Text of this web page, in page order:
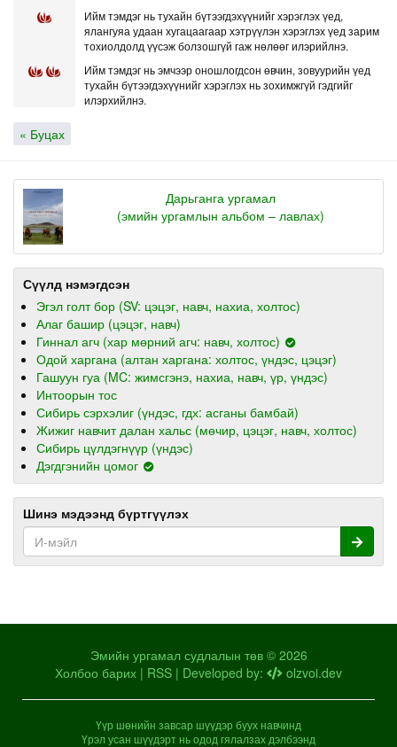
Ийм тэмдэг нь тухайн бүтээгдэхүүнийг хэрэглэх үед,
ялангуяа удаан хугацаагаар хэтрүүлэн хэрэглэх үед зарим
тохиолдолд үүсэж болзошгүй гаж нөлөөг илэрийлнэ.
Ийм тэмдэг нь эмчээр оношлогдсон өвчин, зовуурийн үед
тухайн бүтээгдэхүүнийг хэрэглэх нь зохимжгүй гэдгийг
илэрхийлнэ.
« Буцах
Дарьганга ургамал
(эмийн ургамлын альбом – лавлах)
Сүүлд нэмэгдсэн
Эгэл голт бор (SV: цэцэг, навч, нахиа, холтос)
Алаг башир (цэцэг, навч)
Гиннал агч (хар мөрний агч: навч, холтос)
Одой харгана (алтан харгана: холтос, үндэс, цэцэг)
Гашуун гуа (MC: жимсгэнэ, нахиа, навч, үр, үндэс)
Интоорын тос
Сибирь сэрхэлиг (үндэс, гдх: асганы бамбай)
Жижиг навчит далан хальс (мөчир, цэцэг, навч, холтос)
Сибирь цүлдэгнүүр (үндэс)
Дэгдгэнийн цомог
Шинэ мэдээнд бүртгүүлэх
Эмийн ургамал судлалын төв © 2026
Холбоо барих | RSS | Developed by: olzvoi.dev
Үүр шөнийн завсар шүүдэр буух навчинд
Үрэл усан шүүдэрт нь одод гялалзах дэлбээнд